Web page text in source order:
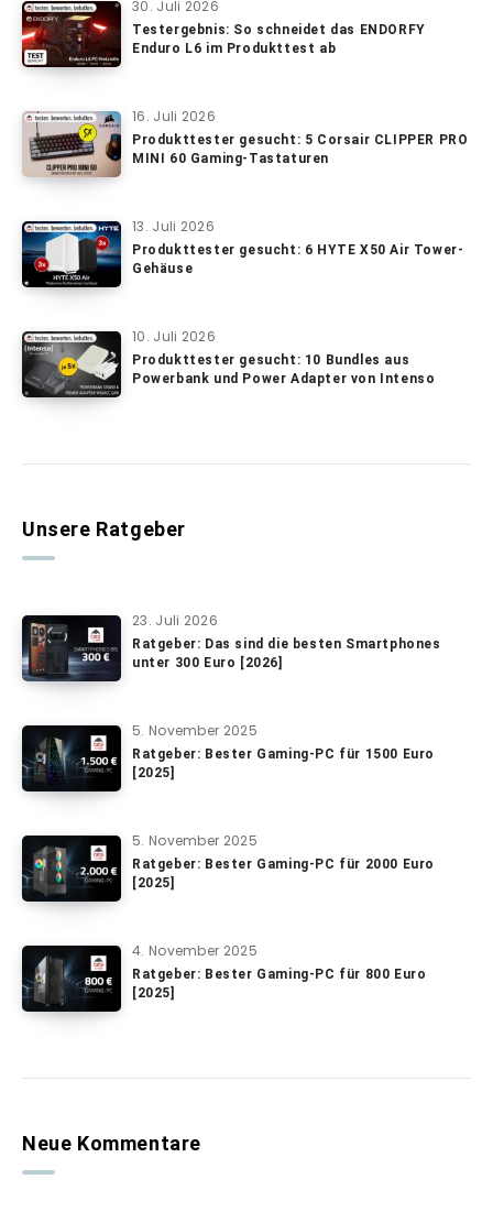
30. Juli 2026
Testergebnis: So schneidet das ENDORFY
Enduro L6 im Produkttest ab
16. Juli 2026
Produkttester gesucht: 5 Corsair CLIPPER PRO
MINI 60 Gaming-Tastaturen
13. Juli 2026
Produkttester gesucht: 6 HYTE X50 Air Tower-
Gehäuse
10. Juli 2026
Produkttester gesucht: 10 Bundles aus
Powerbank und Power Adapter von Intenso
Unsere Ratgeber
23. Juli 2026
Ratgeber: Das sind die besten Smartphones
unter 300 Euro [2026]
5. November 2025
Ratgeber: Bester Gaming-PC für 1500 Euro
[2025]
5. November 2025
Ratgeber: Bester Gaming-PC für 2000 Euro
[2025]
4. November 2025
Ratgeber: Bester Gaming-PC für 800 Euro
[2025]
Neue Kommentare